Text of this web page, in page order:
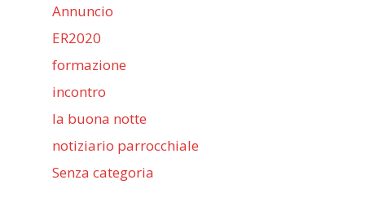
Annuncio
ER2020
formazione
incontro
la buona notte
notiziario parrocchiale
Senza categoria